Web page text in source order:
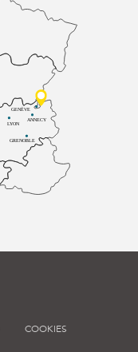
LYON
ANNECY
GRENOBLE
GENÈVE
COOKIES